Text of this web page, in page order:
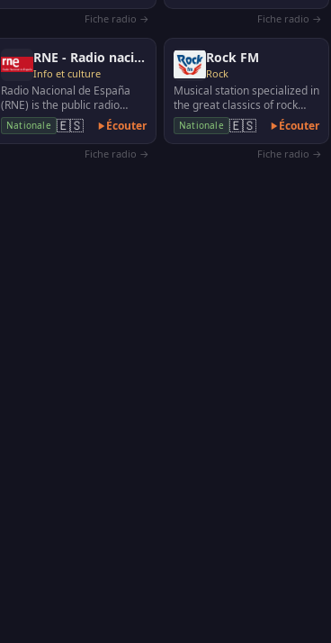
Fiche radio → Fiche radio →
RNE - Radio nacional de España
Info et culture
Radio Nacional de España
(RNE) is the public radio
station and belongs to the
RTVE Corporation.
Nationale 🇪🇸 Écouter
Fiche radio →
Rock FM
Rock
Musical station specialized in
the great classics of rock
history
Nationale 🇪🇸 Écouter
Fiche radio →